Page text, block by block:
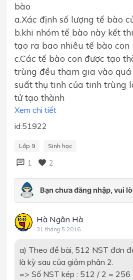
bào
a.Xác định số lượng tế bào
b.khi nhóm tế bào này kết
tạo ra bao nhiêu tế bào con
c.Các tế bào con được tạo
trùng đều tham gia vào
suất thụ tinh của tinh trùng
tử tạo thành
Xem chi tiết
id:51922
Lớp 9 Sinh học
1 2
Hà Ngân Hà
31 tháng 5 2016
a) Theo đề bài, 512 NST đơn
là kỳ sau của giảm phân 2.
=> Số NST kép : 512 / 2 = 256